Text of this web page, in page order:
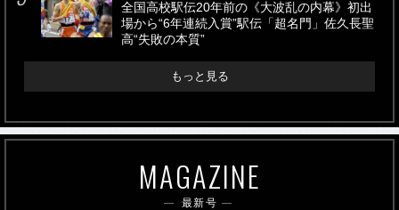
全国高校駅伝20年前の《大波乱の内幕》初出
場から“6年連続入賞”駅伝「超名門」佐久長聖
高“失敗の本質”
もっと見る
MAGAZINE
最新号